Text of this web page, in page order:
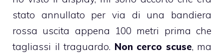
stato annullato per via di una bandiera
rossa uscita appena 100 metri prima che
tagliassi il traguardo. Non cerco scuse, ma